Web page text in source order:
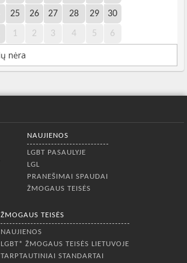
25 26 27 28 29 30
1 2 3 4 5 6
nėra
NAUJIENOS
LGBT PASAULYJE
LGL
PRANEŠIMAI SPAUDAI
ŽMOGAUS TEISĖS
ŽMOGAUS TEISĖS
NAUJIENOS
LGBT* ŽMOGAUS TEISĖS LIETUVOJE
TARPTAUTINIAI STANDARTAI